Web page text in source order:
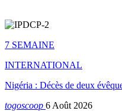
7 SEMAINE
INTERNATIONAL
Nigéria : Décès de deux
togoscoop 6 Août 2026